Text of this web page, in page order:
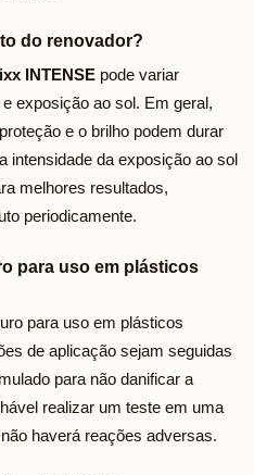
do renovador?
INTENSE pode variar
exposição ao sol. Em geral,
e o brilho podem durar
intensidade da exposição ao sol
melhores resultados,
periodicamente.
para uso em plásticos
para uso em plásticos
de aplicação sejam seguidas
para não danificar a
realizar um teste em uma
haverá reações adversas.